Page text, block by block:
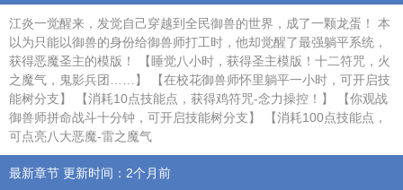
江炎一觉醒来，发觉自己穿越到全民御兽的世界，成了一颗龙蛋！ 本
以为只能以御兽的身份给御兽师打工时，他却觉醒了最强躺平系统，
获得恶魔圣主的模版！ 【睡觉八小时，获得圣主模版！十二符咒，火
之魔气，鬼影兵团……】 【在校花御兽师怀里躺平一小时，可开启技
能树分支】 【消耗10点技能点，获得鸡符咒-念力操控！】 【你观战
御兽师拼命战斗十分钟，可开启技能树分支】 【消耗100点技能点，
可点亮八大恶魔-雷之魔气
最新章节 更新时间：2个月前